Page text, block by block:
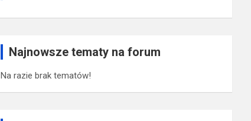
Najnowsze tematy na forum
Na razie brak tematów!